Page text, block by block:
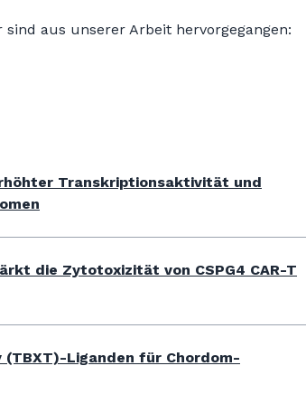
aus unserer Arbeit hervorgegangen:
Transkriptionsaktivität und
die Zytotoxizität von CSPG4 CAR-T
Liganden für Chordom-